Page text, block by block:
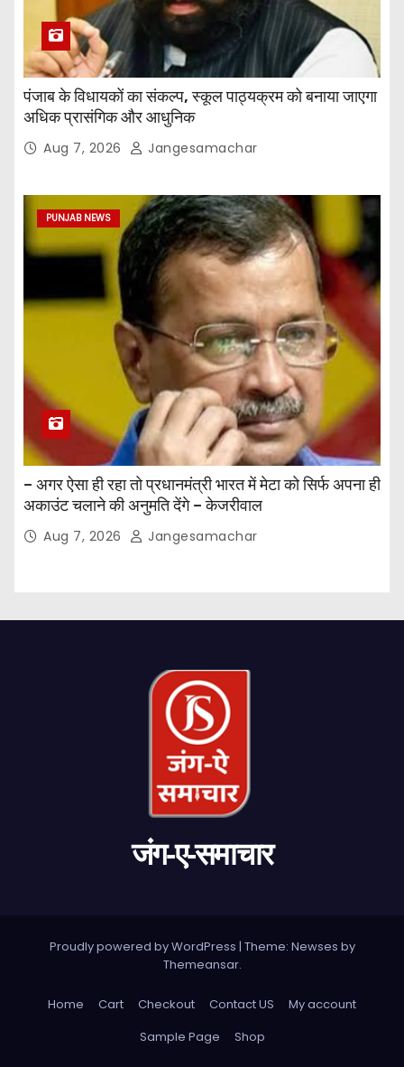
पंजाब के विधायकों का संकल्प, स्कूल पाठ्यक्रम को बनाया जाएगा
अधिक प्रासंगिक और आधुनिक
Aug 7, 2026 Jangesamachar
PUNJAB NEWS
– अगर ऐसा ही रहा तो प्रधानमंत्री भारत में मेटा को सिर्फ अपना ही
अकाउंट चलाने की अनुमति देंगे – केजरीवाल
Aug 7, 2026 Jangesamachar
जंग-ए-समाचार
Proudly powered by WordPress | Theme: Newses by
Themeansar.
Home Cart Checkout Contact US
My account
Sample Page
Shop